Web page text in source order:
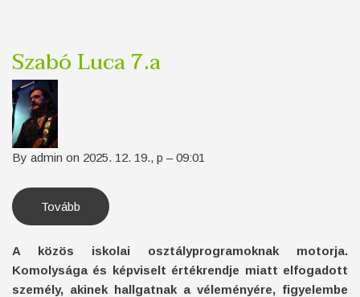
Szabó Luca 7.a
By admin on 2025. 12. 19., p – 09:01
Tovább (Szabó
Luca
A közös iskolai osztályprogramoknak motorja.
Komolysága és képviselt értékrendje miatt elfogadott
személy, akinek hallgatnak a véleményére, figyelembe